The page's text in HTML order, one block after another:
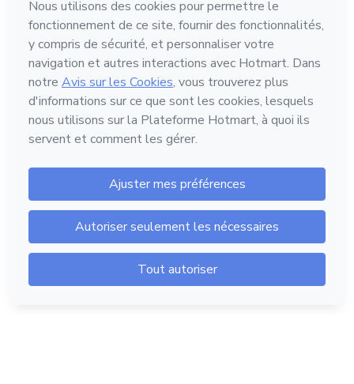
Langue
Français
Hotmart - 2011-2026 © Tous droits réservés